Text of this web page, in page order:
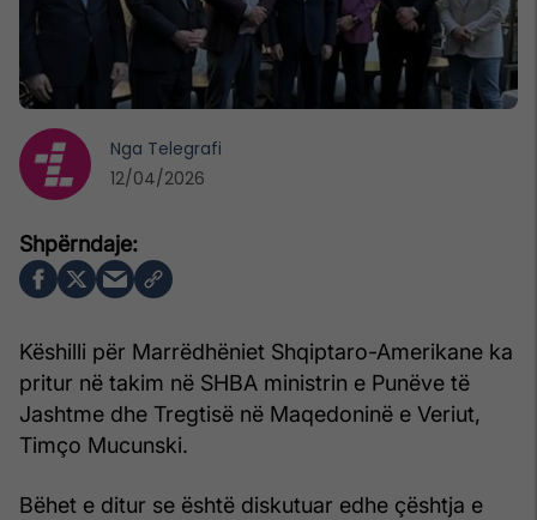
Këshilli për Marrëdhëniet Shqiptaro-Amerikane ka
pritur në takim në SHBA ministrin e Punëve të
Jashtme dhe Tregtisë në Maqedoninë e Veriut,
Timço Mucunski.
Bëhet e ditur se është diskutuar edhe çështja e
Nga Telegrafi
12/04/2026